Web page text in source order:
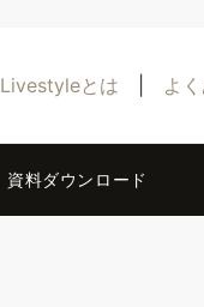
Livestyleとは よ
資料ダウンロード